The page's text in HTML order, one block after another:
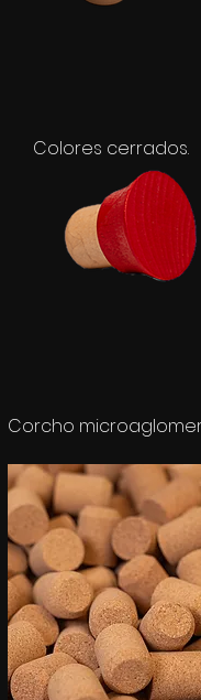
Colores cerrados.
Corcho